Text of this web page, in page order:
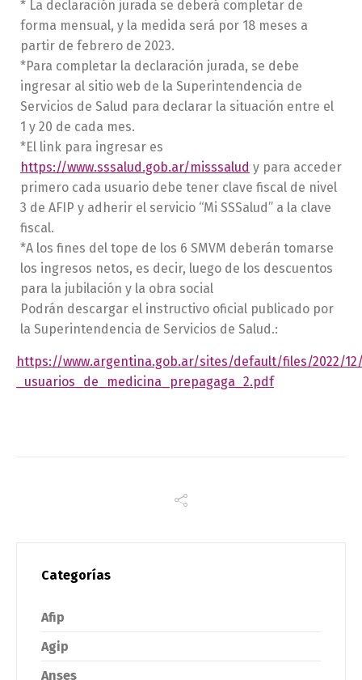
* La declaración jurada se deberá completar de
forma mensual, y la medida será por 18 meses a
partir de febrero de 2023.
*Para completar la declaración jurada, se debe
ingresar al sitio web de la Superintendencia de
Servicios de Salud para declarar la situación entre el
1 y 20 de cada mes.
*El link para ingresar es
https://www.sssalud.gob.ar/misssalud y para acceder
primero cada usuario debe tener clave fiscal de nivel
3 de AFIP y adherir el servicio “Mi SSSalud” a la clave
fiscal.
*A los fines del tope de los 6 SMVM deberán tomarse
los ingresos netos, es decir, luego de los descuentos
para la jubilación y la obra social
Podrán descargar el instructivo oficial publicado por
la Superintendencia de Servicios de Salud.:
https://www.argentina.gob.ar/sites/default/files/2022/
_usuarios_de_medicina_prepagaga_2.pdf
Categorías
Afip
Agip
Anses